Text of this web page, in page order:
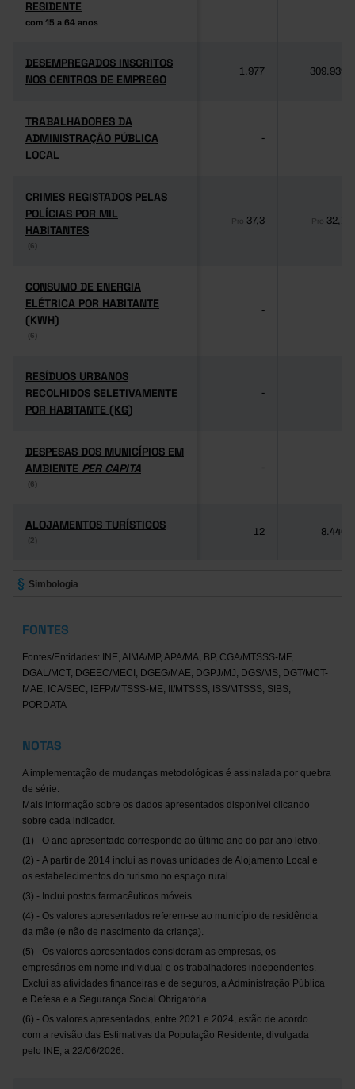
RESIDENTE
com 15 a 64 anos
RESIDENTE
com 15 a 64 anos
DESEMPREGADOS INSCRITOS
NOS CENTROS DE EMPREGO
DESEMPREGADOS INSCRITOS
NOS CENTROS DE EMPREGO
1.977 309.939
TRABALHADORES DA
ADMINISTRAÇÃO PÚBLICA
LOCAL
TRABALHADORES DA
ADMINISTRAÇÃO PÚBLICA
LOCAL
-
CRIMES REGISTADOS PELAS
POLÍCIAS POR MIL
HABITANTES
(6)
CRIMES REGISTADOS PELAS
POLÍCIAS POR MIL
HABITANTES
(6)
Pro 37,3 Pro 32,1
CONSUMO DE ENERGIA
ELÉTRICA POR HABITANTE
(KWH)
(6)
CONSUMO DE ENERGIA
ELÉTRICA POR HABITANTE
(KWH)
(6)
-
RESÍDUOS URBANOS
RECOLHIDOS SELETIVAMENTE
POR HABITANTE (KG)
RESÍDUOS URBANOS
RECOLHIDOS SELETIVAMENTE
POR HABITANTE (KG)
-
DESPESAS DOS MUNICÍPIOS EM
AMBIENTE PER CAPITA
(6)
DESPESAS DOS MUNICÍPIOS EM
AMBIENTE PER CAPITA
(6)
-
ALOJAMENTOS TURÍSTICOS
(2)
ALOJAMENTOS TURÍSTICOS
(2)
12 8.446
Simbologia
FONTES
Fontes/Entidades: INE, AIMA/MP, APA/MA, BP, CGA/MTSSS-MF,
DGAL/MCT, DGEEC/MECI, DGEG/MAE, DGPJ/MJ, DGS/MS, DGT/MCT-
MAE, ICA/SEC, IEFP/MTSSS-ME, II/MTSSS, ISS/MTSSS, SIBS,
PORDATA
NOTAS
A implementação de mudanças metodológicas é assinalada por quebra
de série.
Mais informação sobre os dados apresentados disponível clicando
sobre cada indicador.
(1) - O ano apresentado corresponde ao último ano do par ano letivo.
(2) - A partir de 2014 inclui as novas unidades de Alojamento Local e
os estabelecimentos do turismo no espaço rural.
(3) - Inclui postos farmacêuticos móveis.
(4) - Os valores apresentados referem-se ao município de residência
da mãe (e não de nascimento da criança).
(5) - Os valores apresentados consideram as empresas, os
empresários em nome individual e os trabalhadores independentes.
Exclui as atividades financeiras e de seguros, a Administração Pública
e Defesa e a Segurança Social Obrigatória.
(6) - Os valores apresentados, entre 2021 e 2024, estão de acordo
com a revisão das Estimativas da População Residente, divulgada
pelo INE, a 22/06/2026.